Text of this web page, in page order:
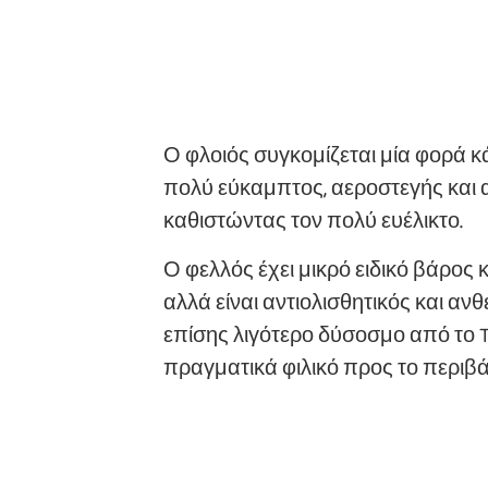
Ο φλοιός συγκομίζεται μία φορά
πολύ εύκαμπτος, αεροστεγής και
καθιστώντας τον πολύ ευέλικτο.
Ο φελλός έχει μικρό ειδικό
αλλά είναι αντιολισθητικός και
επίσης λιγότερο δύσοσμο από το
πραγματικά φιλικό προς το